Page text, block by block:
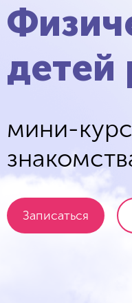
Записаться
детей
мини-